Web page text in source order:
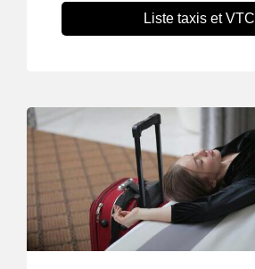
Liste taxis et VTC